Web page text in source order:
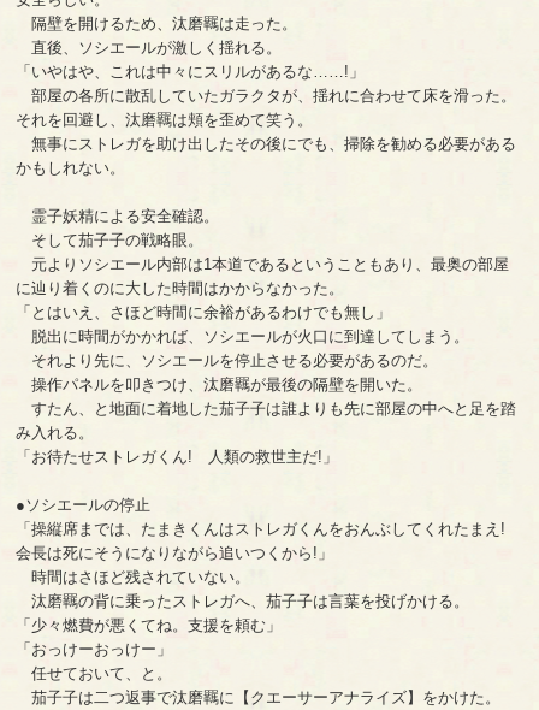
隔壁を開けるため、汰磨羈は走った。
直後、ソシエールが激しく揺れる。
「いやはや、これは中々にスリルがあるな……!」
部屋の各所に散乱していたガラクタが、揺れに合わせて床を滑った。
それを回避し、汰磨羈は頬を歪めて笑う。
無事にストレガを助け出したその後にでも、掃除を勧める必要がある
かもしれない。
霊子妖精による安全確認。
そして茄子子の戦略眼。
元よりソシエール内部は1本道であるということもあり、最奥の部屋
に辿り着くのに大した時間はかからなかった。
「とはいえ、さほど時間に余裕があるわけでも無し」
脱出に時間がかかれば、ソシエールが火口に到達してしまう。
それより先に、ソシエールを停止させる必要があるのだ。
操作パネルを叩きつけ、汰磨羈が最後の隔壁を開いた。
すたん、と地面に着地した茄子子は誰よりも先に部屋の中へと足を踏
み入れる。
「お待たせストレガくん! 人類の救世主だ!」
●ソシエールの停止
「操縦席までは、たまきくんはストレガくんをおんぶしてくれたまえ!
会長は死にそうになりながら追いつくから!」
時間はさほど残されていない。
汰磨羈の背に乗ったストレガへ、茄子子は言葉を投げかける。
「少々燃費が悪くてね。支援を頼む」
「おっけーおっけー」
任せておいて、と。
茄子子は二つ返事で汰磨羈に【クエーサーアナライズ】をかけた。